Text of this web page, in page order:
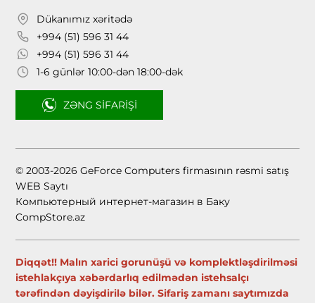
Dükanımız xəritədə
+994 (51) 596 31 44
+994 (51) 596 31 44
1-6 günlər 10:00-dən 18:00-dək
ZƏNG SIFARIŞI
© 2003-2026 GeForce Computers firmasının rəsmi satış
WEB Saytı
Компьютерный интернет-магазин в Баку
CompStore.az
Diqqət!! Malın xarici gorunüşü və komplektləşdirilməsi
istehlakçıya xəbərdarlıq edilmədən istehsalçı
tərəfindən dəyişdirilə bilər. Sifariş zamanı saytımızda